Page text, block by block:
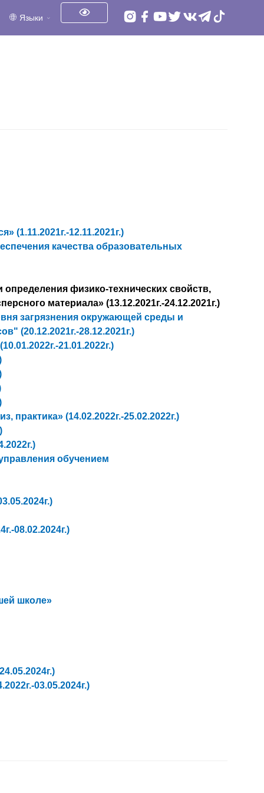
Языки
(1.11.2021г.-12.11.2021г.)
качества образовательных
физико-технических свойств,
материала» (13.12.2021г.-24.12.2021г.)
загрязнения окружающей среды и
(20.12.2021г.-28.12.2021г.)
21.01.2022г.)
(14.02.2022г.-25.02.2022г.)
обучением
08.02.2024г.)
школе»
03.05.2024г.)